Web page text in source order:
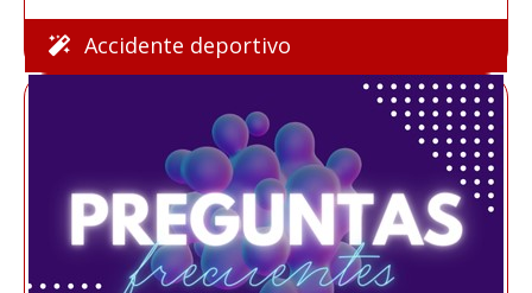
Accidente deportivo